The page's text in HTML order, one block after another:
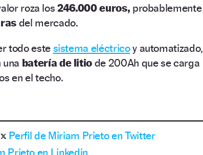
roza los246.000 euros, probablemente
del mercado.
todo este sistema eléctricoy automatizado,
una batería de litio de 200Ah que se carga
en el techo.
Perfil de Miriam Prieto en Twitter
Prieto en Linkedin